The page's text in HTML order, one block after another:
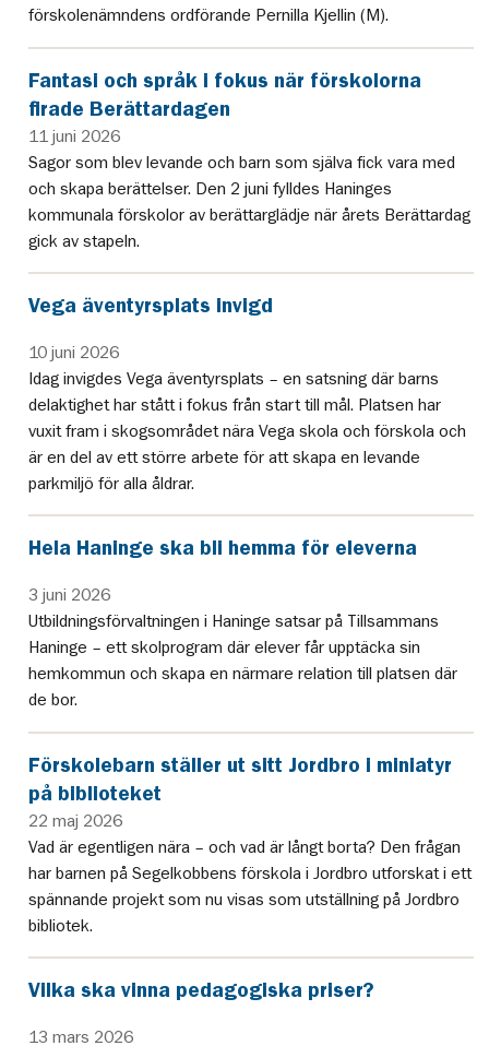
förskolenämndens ordförande Pernilla Kjellin (M).
Fantasi och språk i fokus när förskolorna
firade Berättardagen
11 juni 2026
Sagor som blev levande och barn som själva fick vara med
och skapa berättelser. Den 2 juni fylldes Haninges
kommunala förskolor av berättarglädje när årets Berättardag
gick av stapeln.
Vega äventyrsplats invigd
10 juni 2026
Idag invigdes Vega äventyrsplats – en satsning där barns
delaktighet har stått i fokus från start till mål. Platsen har
vuxit fram i skogsområdet nära Vega skola och förskola och
är en del av ett större arbete för att skapa en levande
parkmiljö för alla åldrar.
Hela Haninge ska bli hemma för eleverna
3 juni 2026
Utbildningsförvaltningen i Haninge satsar på Tillsammans
Haninge – ett skolprogram där elever får upptäcka sin
hemkommun och skapa en närmare relation till platsen där
de bor.
Förskolebarn ställer ut sitt Jordbro i miniatyr
på biblioteket
22 maj 2026
Vad är egentligen nära – och vad är långt borta? Den frågan
har barnen på Segelkobbens förskola i Jordbro utforskat i ett
spännande projekt som nu visas som utställning på Jordbro
bibliotek.
Vilka ska vinna pedagogiska priser?
13 mars 2026